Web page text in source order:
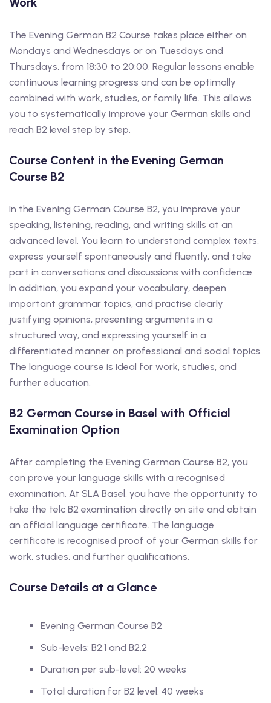
The Evening German B2 Course takes place either on
Mondays and Wednesdays or on Tuesdays and
Thursdays, from 18:30 to 20:00. Regular lessons enable
continuous learning progress and can be optimally
combined with work, studies, or family life. This allows
you to systematically improve your German skills and
reach B2 level step by step.
Course Content in the Evening German
Course B2
In the Evening German Course B2, you improve your
speaking, listening, reading, and writing skills at an
advanced level. You learn to understand complex texts,
express yourself spontaneously and fluently, and take
part in conversations and discussions with confidence.
In addition, you expand your vocabulary, deepen
important grammar topics, and practise clearly
justifying opinions, presenting arguments in a
structured way, and expressing yourself in a
differentiated manner on professional and social topics.
The language course is ideal for work, studies, and
further education.
B2 German Course in Basel with Official
Examination Option
After completing the Evening German Course B2, you
can prove your language skills with a recognised
examination. At SLA Basel, you have the opportunity to
take the telc B2 examination directly on site and obtain
an official language certificate. The language
certificate is recognised proof of your German skills for
work, studies, and further qualifications.
Course Details at a Glance
Evening German Course B2
Sub-levels: B2.1 and B2.2
Duration per sub-level: 20 weeks
Total duration for B2 level: 40 weeks